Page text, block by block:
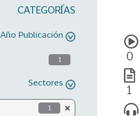
CATEGORÍAS
Año Publicación
1
Sectores
1
0
1